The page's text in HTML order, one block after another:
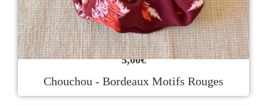
5,00€
Chouchou - Bordeaux Motifs Rouges